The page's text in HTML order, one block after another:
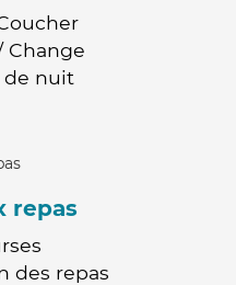
Change
de nuit
repas
des repas